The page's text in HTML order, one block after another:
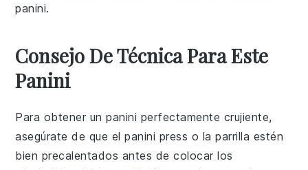
panini.
Consejo De Técnica Para Este
Panini
Para obtener un panini perfectamente crujiente,
asegúrate de que elpanini press o laparrilla estén
bien precalentados antes de colocar los